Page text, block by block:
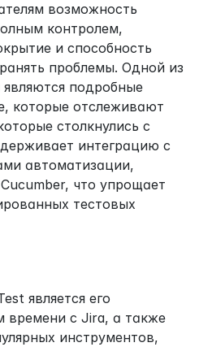
возможность
контролем,
и способность
проблемы. Одной из
подробные
которые отслеживают
столкнулись с
интеграцию с
автоматизации,
что упрощает
тестовых
является его
времени с Jira, а также
инструментов,